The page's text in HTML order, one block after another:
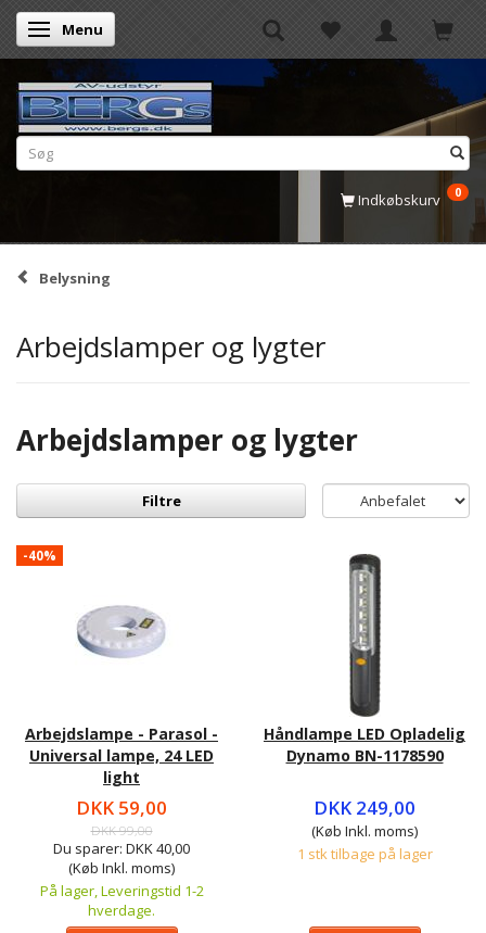
Skifte navigation
Menu
Indkøbskurv 0
Belysning
Arbejdslamper og lygter
Arbejdslamper og lygter
Filtre
-40%
Arbejdslampe - Parasol -
Universal lampe, 24 LED
light
DKK 59,00
DKK 99,00
Du sparer: DKK 40,00
(Køb Inkl. moms)
På lager, Leveringstid 1-2
hverdage.
Håndlampe LED Opladelig
Dynamo BN-1178590
DKK 249,00
(Køb Inkl. moms)
1 stk tilbage på lager